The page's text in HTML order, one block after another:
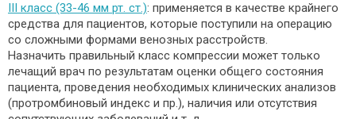
III класс (33-46 мм рт. ст.): применяется в качестве крайнего
средства для пациентов, которые поступили на операцию
со сложными формами венозных расстройств.
Назначить правильный класс компрессии может только
лечащий врач по результатам оценки общего состояния
пациента, проведения необходимых клинических анализов
(протромбиновый индекс и пр.), наличия или отсутствия